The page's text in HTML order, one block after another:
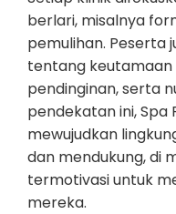
berlari, misalnya
pemulihan. Peserta
tentang
pendinginan, serta
pendekatan ini,
mewujudkan
dan mendukung, di
termotivasi untuk
mereka.